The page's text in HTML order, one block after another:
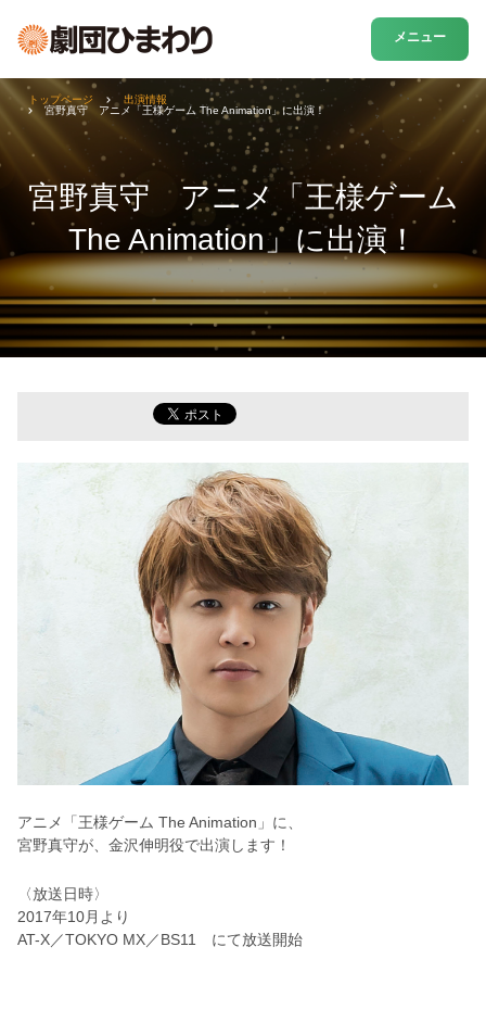
メニュー
宮野真守 アニメ「王様ゲーム
The Animation」に出演！
トップページ
出演情報
宮野真守 アニメ「王様ゲーム The Animation」に出演！
アニメ「王様ゲーム The Animation」に、
宮野真守が、金沢伸明役で出演します！
〈放送日時〉
2017年10月より
AT-X／TOKYO MX／BS11 にて放送開始